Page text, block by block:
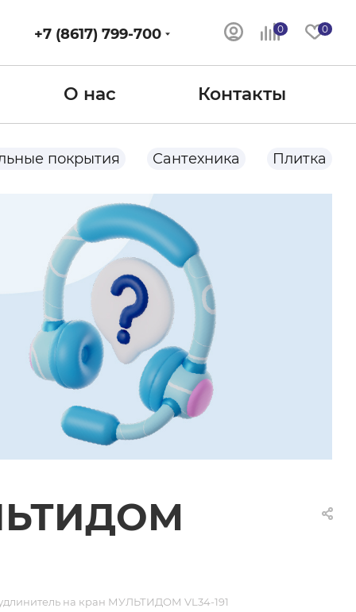
0 0
+7 (8617) 799-700
О нас Контакты
покрытия Сантехника Плитка
на кран МУЛЬТИДОМ VL34-191